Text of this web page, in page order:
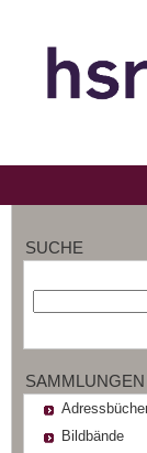
SUCHE
SAMMLUNGEN
Bildbände